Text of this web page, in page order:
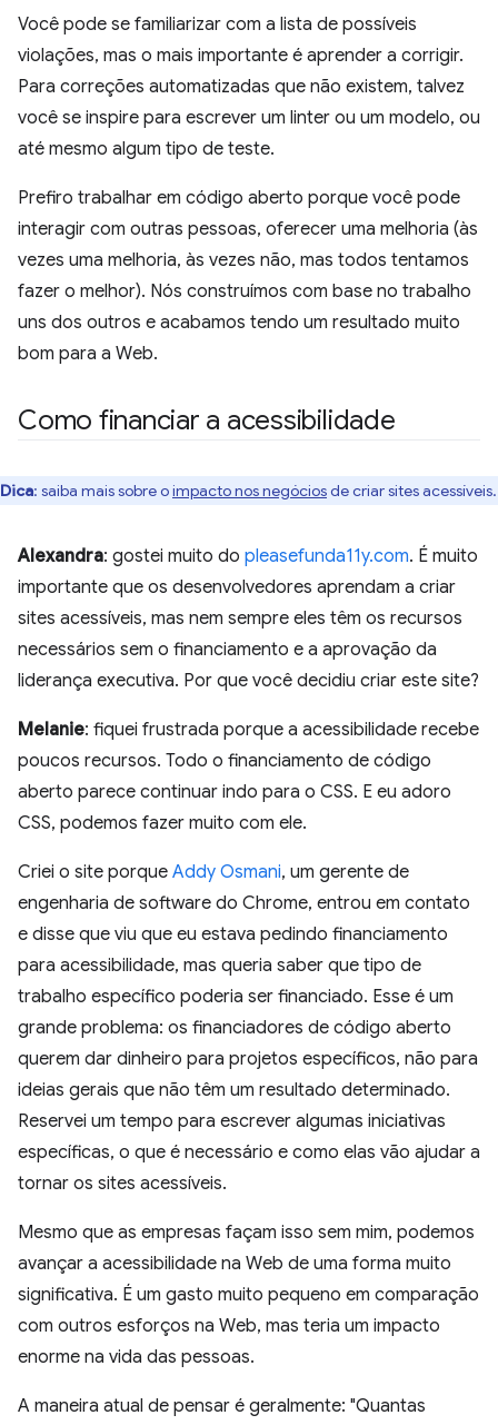
Você pode se familiarizar com a lista de possíveis
violações, mas o mais importante é aprender a corrigir.
Para correções automatizadas que não existem, talvez
você se inspire para escrever um linter ou um modelo, ou
até mesmo algum tipo de teste.
Prefiro trabalhar em código aberto porque você pode
interagir com outras pessoas, oferecer uma melhoria (às
vezes uma melhoria, às vezes não, mas todos tentamos
fazer o melhor). Nós construímos com base no trabalho
uns dos outros e acabamos tendo um resultado muito
bom para a Web.
Como financiar a acessibilidade
Dica: saiba mais sobre oimpacto nos negóciosde criar sites acessíveis.
Alexandra: gostei muito do pleasefunda11y.com. É muito
importante que os desenvolvedores aprendam a criar
sites acessíveis, mas nem sempre eles têm os recursos
necessários sem o financiamento e a aprovação da
liderança executiva. Por que você decidiu criar este site?
Melanie: fiquei frustrada porque a acessibilidade recebe
poucos recursos. Todo o financiamento de código
aberto parece continuar indo para o CSS. E eu adoro
CSS, podemos fazer muito com ele.
Criei o site porque Addy Osmani, um gerente de
engenharia de software do Chrome, entrou em contato
e disse que viu que eu estava pedindo financiamento
para acessibilidade, mas queria saber que tipo de
trabalho específico poderia ser financiado. Esse é um
grande problema: os financiadores de código aberto
querem dar dinheiro para projetos específicos, não para
ideias gerais que não têm um resultado determinado.
Reservei um tempo para escrever algumas iniciativas
específicas, o que é necessário e como elas vão ajudar a
tornar os sites acessíveis.
Mesmo que as empresas façam isso sem mim, podemos
avançar a acessibilidade na Web de uma forma muito
significativa. É um gasto muito pequeno em comparação
com outros esforços na Web, mas teria um impacto
enorme na vida das pessoas.
A maneira atual de pensar é geralmente: "Quantas